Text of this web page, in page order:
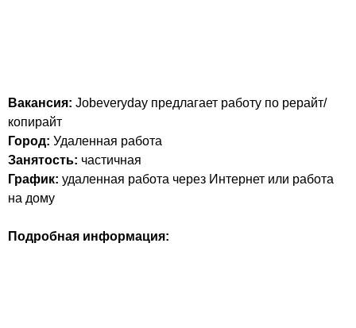
Вакансия: Jobeveryday предлагает работу по рерайт/
копирайт
Город: Удаленная работа
Занятость: частичная
График: удаленная работа через Интернет или работа
на дому
Подробная информация: